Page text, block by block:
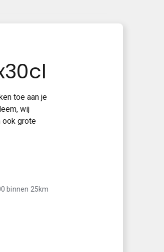
toe aan je
wij
ook grote
binnen 25km